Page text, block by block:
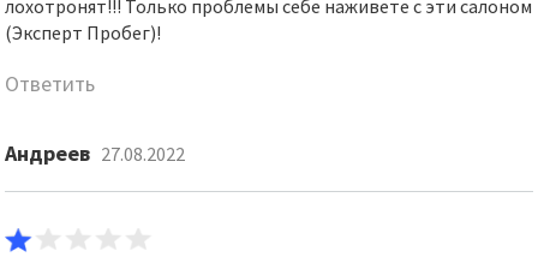
лохотронят!!! Только проблемы себе наживете с эти салоном
(Эксперт Пробег)!
Ответить
Андреев 27.08.2022